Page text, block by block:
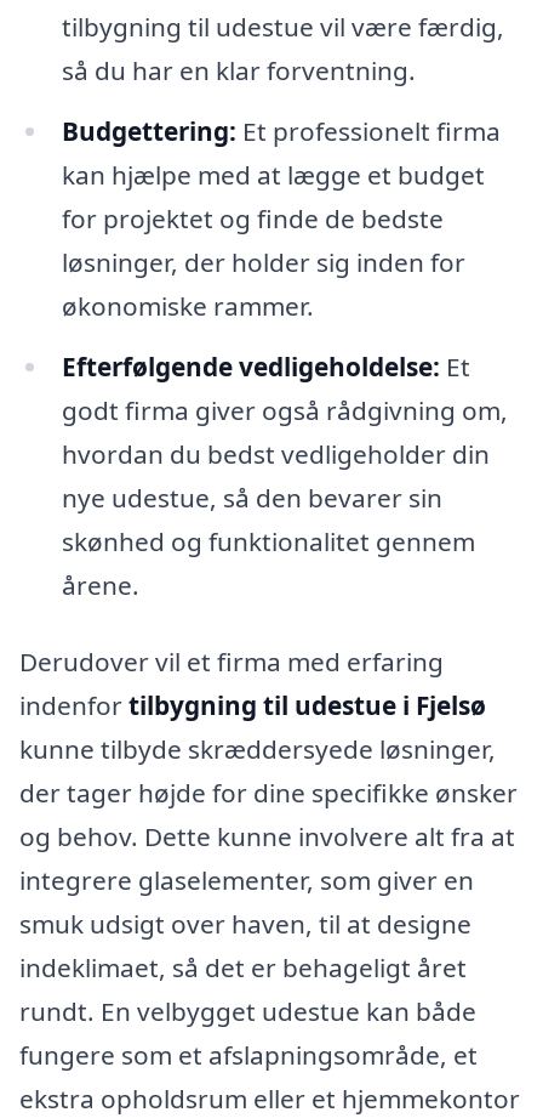
tilbygning til udestue vil være færdig,
så du har en klar forventning.
Budgettering: Et professionelt firma
kan hjælpe med at lægge et budget
for projektet og finde de bedste
løsninger, der holder sig inden for
økonomiske rammer.
Efterfølgende vedligeholdelse: Et
godt firma giver også rådgivning om,
hvordan du bedst vedligeholder din
nye udestue, så den bevarer sin
skønhed og funktionalitet gennem
årene.
Derudover vil et firma med erfaring
indenfortilbygning til udestue i Fjelsø
kunne tilbyde skræddersyede løsninger,
der tager højde for dine specifikke ønsker
og behov. Dette kunne involvere alt fra at
integrere glaselementer, som giver en
smuk udsigt over haven, til at designe
indeklimaet, så det er behageligt året
rundt. En velbygget udestue kan både
fungere som et afslapningsområde, et
ekstra opholdsrum eller et hjemmekontor